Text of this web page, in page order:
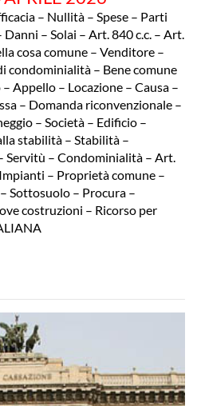
– Nullità – Spese – Parti
– Solai – Art. 840 c.c. – Art.
cosa comune – Venditore –
condominialità – Bene comune
Appello – Locazione – Causa –
– Domanda riconvenzionale –
– Società – Edificio –
stabilità – Stabilità –
Servitù – Condominialità – Art.
– Proprietà comune –
Sottosuolo – Procura –
costruzioni – Ricorso per